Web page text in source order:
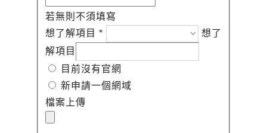
若無則不須填寫
想了解項目 *
想了
解項目
目前沒有官網
新申請一個網域
檔案上傳